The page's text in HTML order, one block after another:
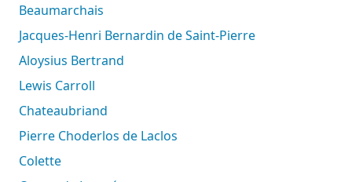
Beaumarchais
Jacques-Henri Bernardin de Saint-Pierre
Aloysius Bertrand
Lewis Carroll
Chateaubriand
Pierre Choderlos de Laclos
Colette